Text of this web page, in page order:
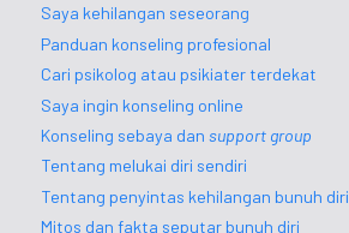
Saya kehilangan seseorang
Panduan konseling profesional
Cari psikolog atau psikiater terdekat
Saya ingin konseling online
Konseling sebaya dansupport group
Tentang melukai diri sendiri
Tentang penyintas kehilangan bunuh diri
Mitos dan fakta seputar bunuh diri